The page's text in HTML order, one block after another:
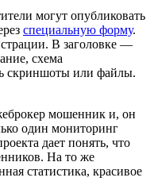
могут опубликовать
специальную форму.
В заголовке —
схема
скриншоты или файлы.
мошенник и, он
один мониторинг
дает понять, что
На то же
статистика, красивое